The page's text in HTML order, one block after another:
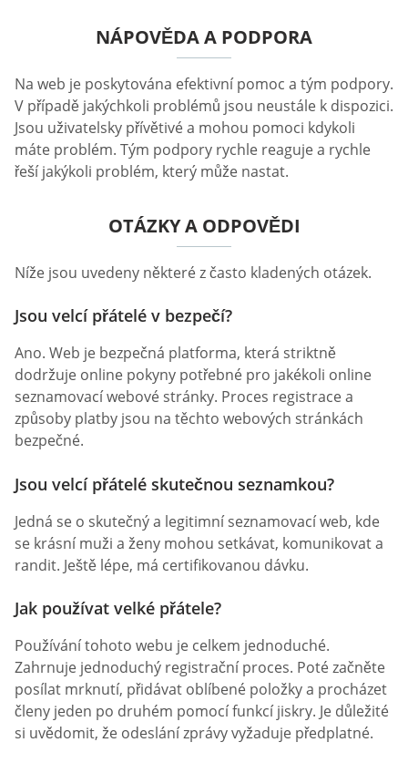
NÁPOVĚDA A PODPORA
Na web je poskytována efektivní pomoc a tým podpory.
V případě jakýchkoli problémů jsou neustále k dispozici.
Jsou uživatelsky přívětivé a mohou pomoci kdykoli
máte problém. Tým podpory rychle reaguje a rychle
řeší jakýkoli problém, který může nastat.
OTÁZKY A ODPOVĚDI
Níže jsou uvedeny některé z často kladených otázek.
Jsou velcí přátelé v bezpečí?
Ano. Web je bezpečná platforma, která striktně
dodržuje online pokyny potřebné pro jakékoli online
seznamovací webové stránky. Proces registrace a
způsoby platby jsou na těchto webových stránkách
bezpečné.
Jsou velcí přátelé skutečnou seznamkou?
Jedná se o skutečný a legitimní seznamovací web, kde
se krásní muži a ženy mohou setkávat, komunikovat a
randit. Ještě lépe, má certifikovanou dávku.
Jak používat velké přátele?
Používání tohoto webu je celkem jednoduché.
Zahrnuje jednoduchý registrační proces. Poté začněte
posílat mrknutí, přidávat oblíbené položky a procházet
členy jeden po druhém pomocí funkcí jiskry. Je důležité
si uvědomit, že odeslání zprávy vyžaduje předplatné.